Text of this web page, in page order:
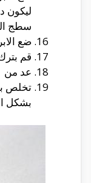
سطج
ضع
قم
عد من 1 ل 5 ثم قم بسحب الابرة برفق .
تخلص
بشكل